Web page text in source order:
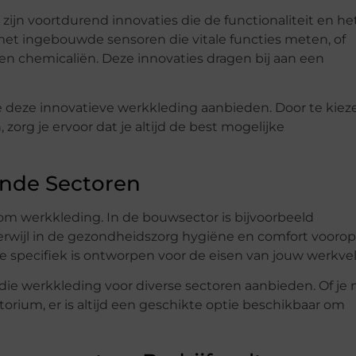
voortdurend innovaties die de functionaliteit en
ingebouwde sensoren die vitale functies meten, of
chemicaliën. Deze innovaties dragen bij aan een
innovatieve werkkleding aanbieden. Door te
je ervoor dat je altijd de best mogelijke
Sectoren
werkkleding. In de bouwsector is bijvoorbeeld
in de gezondheidszorg hygiëne en comfort voorop
specifiek is ontworpen voor de eisen van jouw
werkkleding voor diverse sectoren aanbieden. Of je
er is altijd een geschikte optie beschikbaar om